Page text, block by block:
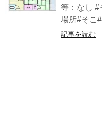
等：なし #
場所#そこ
記事を読む